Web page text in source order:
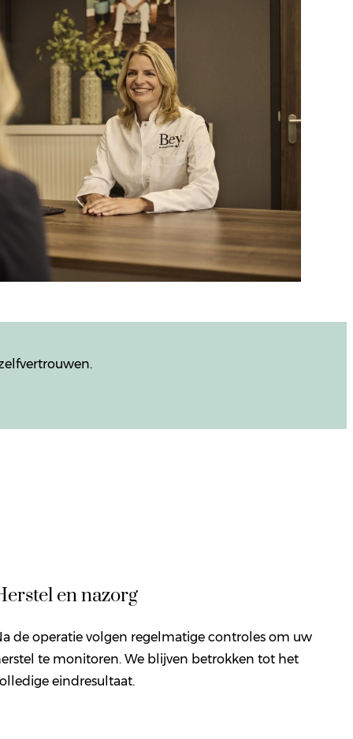
en nazorg
de operatie volgen regelmatige controles om uw
te monitoren. We blijven betrokken tot het
eindresultaat.